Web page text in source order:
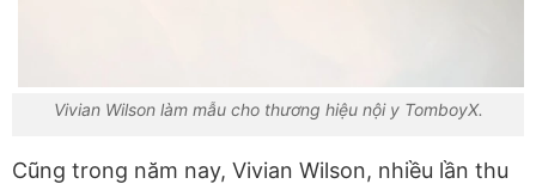
Vivian Wilson làm mẫu cho thương hiệu nội y TomboyX.
Cũng trong năm nay, Vivian Wilson, nhiều lần thu